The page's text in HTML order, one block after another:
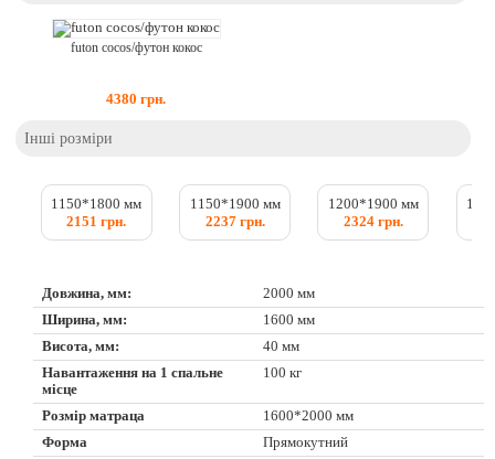
futon cocos/футон кокос
4380 грн.
Інші розміри
1150*1800 мм
2151 грн.
1150*1900 мм
2237 грн.
1200*1900 мм
2324 грн.
Довжина, мм:
2000 мм
Ширина, мм:
1600 мм
Висота, мм:
40 мм
Навантаження на 1 спальне
місце
100 кг
Розмір матраца
1600*2000 мм
Форма
Прямокутний